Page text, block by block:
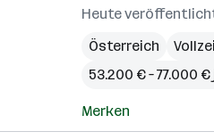
Heute
Österreich
53.200 € – 77.000
Merken